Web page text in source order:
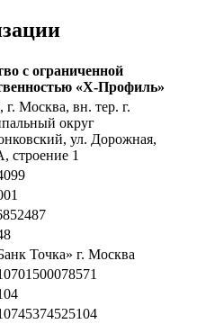
с ограниченной
«Х-Профиль»
, г. Москва, вн. тер. г.
округ
ул. Дорожная,
строение 1
Точка» г. Москва